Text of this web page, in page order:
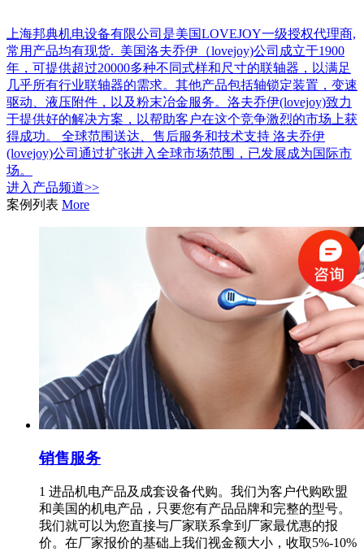
上海邦典机电设备有限公司是美国LOVEJOY一级授权代理商,
常用产品均有现货. 美国洛夫乔伊（lovejoy)公司成立于1900
年，可提供超过20000多种不同式样和尺寸的联轴器，以满足
几乎所有行业联轴器的需求。其他产品包括轴锁定装置，变速
驱动、液压附件，以及粉末冶金服务。洛夫乔伊(lovejoy)致力
于提供好的解决方案，以帮助客户在这个竞争激烈的市场上获
得成功。 全球范围送达、售后服务和技术支持 洛夫乔伊
(lovejoy)公司通过扩张进入全球市场范围，已发展成为国际市
场。
进入 产品频道>>
案例列表 More
销售服务
1 进品机电产品及成套设备代购。我们为客户代购欧盟
和美国的机电产品，只要您有产品品牌和完整的型号。
我们就可以为您直接与厂家联系拿到厂家最优惠的报
价。在厂家报价的基础上我们视金额大小，收取5%-10%